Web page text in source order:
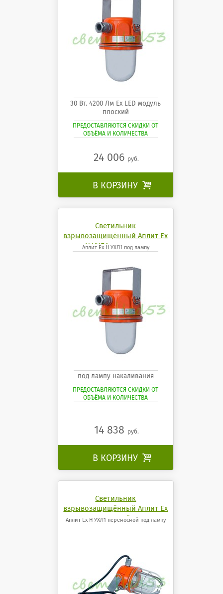
30 Вт. 4200 Лм Ех LED модуль
плоский
ПРЕДОСТАВЛЯЮТСЯ СКИДКИ ОТ
ОБЪЁМА И КОЛИЧЕСТВА
24 006 руб.
В КОРЗИНУ 
Светильник
взрывозащищённый Аплит Ех
Н УХЛ1 под лампу
Аплит Ех Н УХЛ1 под лампу
под лампу накаливания
ПРЕДОСТАВЛЯЮТСЯ СКИДКИ ОТ
ОБЪЁМА И КОЛИЧЕСТВА
14 838 руб.
В КОРЗИНУ 
Светильник
взрывозащищённый Аплит Ех
Н УХЛ1 переносной под лампу
Аплит Ех Н УХЛ1 переносной под лампу